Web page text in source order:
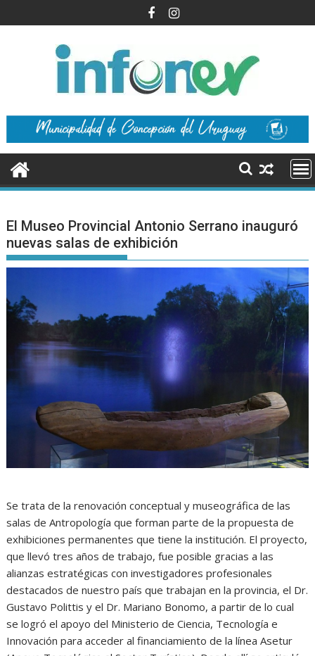
al
El Museo Provincial Antonio Serrano inauguró
nuevas salas de exhibición
Se trata de la renovación conceptual y museográfica de las
salas de Antropología que forman parte de la propuesta de
exhibiciones permanentes que tiene la institución. El proyecto,
que llevó tres años de trabajo, fue posible gracias a las
alianzas estratégicas con investigadores profesionales
destacados de nuestro país que trabajan en la provincia, el Dr.
Gustavo Polittis y el Dr. Mariano Bonomo, a partir de lo cual
se logró el apoyo del Ministerio de Ciencia, Tecnología e
Innovación para acceder al financiamiento de la línea Asetur